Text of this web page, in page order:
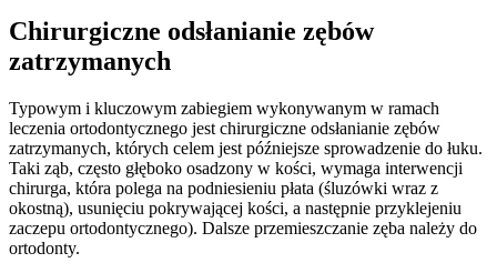
Chirurgiczne odsłanianie zębów
zatrzymanych
Typowym i kluczowym zabiegiem wykonywanym w ramach
leczenia ortodontycznego jest chirurgiczne odsłanianie zębów
zatrzymanych, których celem jest późniejsze sprowadzenie do łuku.
Taki ząb, często głęboko osadzony w kości, wymaga interwencji
chirurga, która polega na podniesieniu płata (śluzówki wraz z
okostną), usunięciu pokrywającej kości, a następnie przyklejeniu
zaczepu ortodontycznego). Dalsze przemieszczanie zęba należy do
ortodonty.